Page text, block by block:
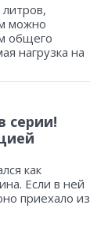
можно
общего
нагрузка на
серии!
как
Если в ней
приехало из